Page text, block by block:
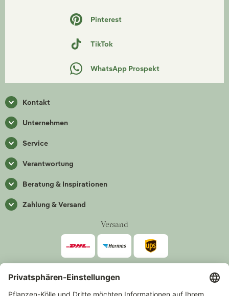
Pinterest
TikTok
WhatsApp Prospekt
Kontakt
Unternehmen
Service
Verantwortung
Beratung & Inspirationen
Zahlung & Versand
Versand
Zahlarten